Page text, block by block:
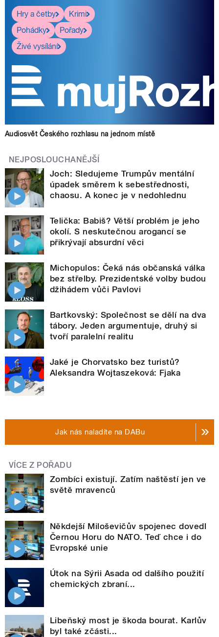
Hry a četby
Krimi
Pohádky
Pořady
Živé vysílání
Audiosvět Českého rozhlasu na jednom místě
NEJPOSLOUCHANĚJŠÍ
Joch: Sledujeme Trumpův mentální
úpadek směrem k sebestřednosti,
chaosu. A konec je v nedohlednu
Telička: Babiš? Větší problém je jeho
okolí. S neskutečnou arogancí se
přikrývají absurdní věci
Michopulos: Čeká nás občanská válka
bez střelby. Prezidentské volby budou
džihádem vůči Pavlovi
Bartkovský: Společnost se dělí na dva
tábory. Jeden argumentuje, druhý si
tvoří paralelní realitu
Jaké je Chorvatsko bez turistů?
Aleksandra Wojtaszeková: Fjaka
Jak nás naladíte na DABu
VÍCE Z POŘADU
Zombíci existují. Zatím naštěstí jen ve
světě mravenců
Někdejší Miloševičův spojenec dovedl
Černou Horu do NATO. Teď chce i do
Evropské unie
Útok na Sýrii Asada od dalšího použití
chemických zbraní...
Libeňský most je škoda bourat. Karlův
byl také zčásti...